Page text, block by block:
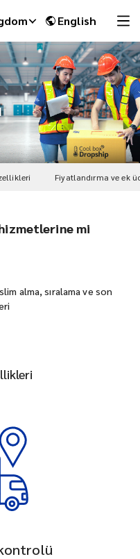
English
Fiyatlandırma ve ek
mi
alma, sıralama ve son
kontrolü